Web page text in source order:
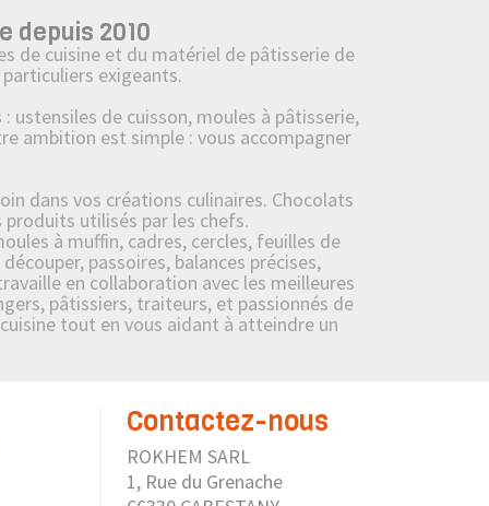
depuis 2010
de cuisine et du matériel de pâtisserie de
exigeants.
ustensiles de cuisson, moules à pâtisserie,
ambition est simple : vous accompagner
dans vos créations culinaires. Chocolats
utilisés par les chefs.
à muffin, cadres, cercles, feuilles de
passoires, balances précises,
en collaboration avec les meilleures
pâtissiers, traiteurs, et passionnés de
tout en vous aidant à atteindre un
Contactez-nous
ROKHEM SARL
1, Rue du Grenache